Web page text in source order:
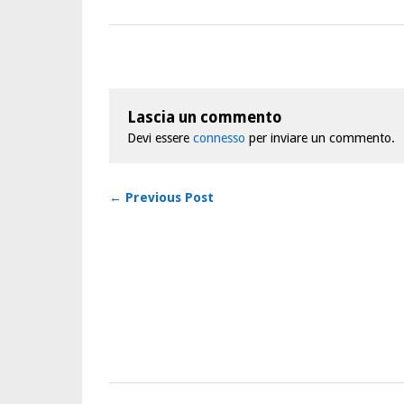
Lascia un commento
Devi essere connesso per inviare un commento.
← Previous Post